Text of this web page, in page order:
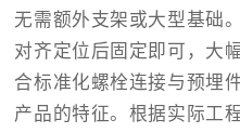
无需额外支架或大型基础
对齐定位后固定即可，大
合标准化螺栓连接与预埋件
产品的特征。根据实际工